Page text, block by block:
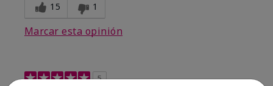
15 1
Marcar esta opinión
5